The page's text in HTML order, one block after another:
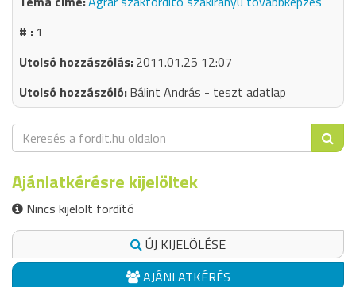
1
2011.01.25 12:07
Bálint András - teszt adatlap
Ajánlatkérésre kijelöltek
Nincs kijelölt fordító
ÚJ KIJELÖLÉSE
AJÁNLATKÉRÉS